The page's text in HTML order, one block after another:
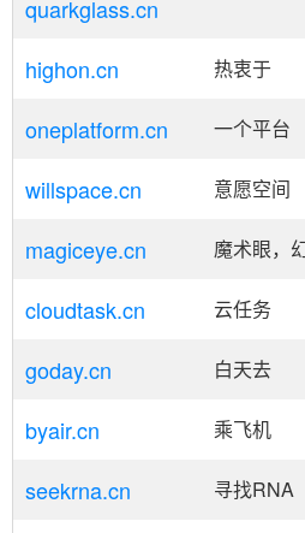
quarkglass.cn
highon.cn 热衷于
oneplatform.cn 一个平台
willspace.cn 意愿空间
magiceye.cn 魔术眼，
cloudtask.cn 云任务
goday.cn 白天去
byair.cn 乘飞机
seekrna.cn 寻找RNA